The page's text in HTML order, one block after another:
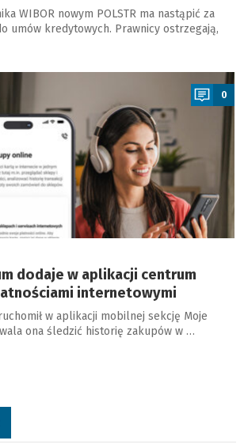
WIBOR nowym POLSTR ma nastąpić za
umów kredytowych. Prawnicy ostrzegają,
0
dodaje w aplikacji centrum
internetowymi
w aplikacji mobilnej sekcję Moje
ona śledzić historię zakupów w …